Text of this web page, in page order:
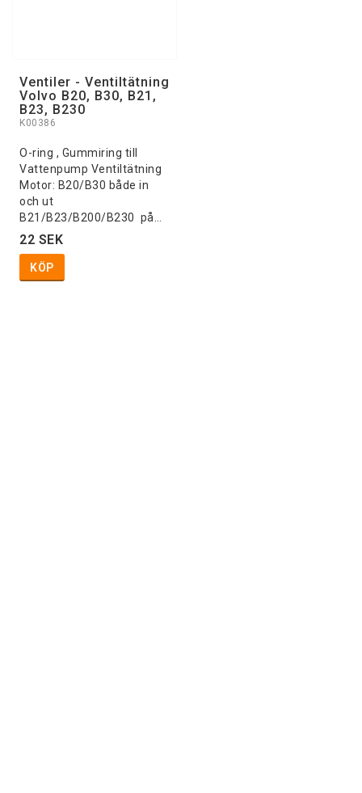
Ventiler - Ventiltätning
Volvo B20, B30, B21,
B23, B230
K00386
O-ring , Gummiring till
Vattenpump Ventiltätning
Motor: B20/B30 både in
och ut
B21/B23/B200/B230 på…
22 SEK
KÖP